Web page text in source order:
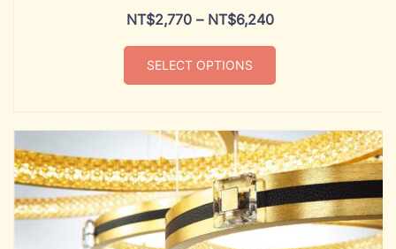
NT$2,770– NT$6,240
SELECT OPTIONS